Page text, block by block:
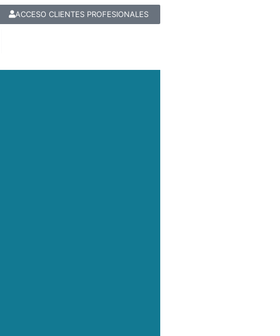
ACCESO CLIENTES PROFESIONALES